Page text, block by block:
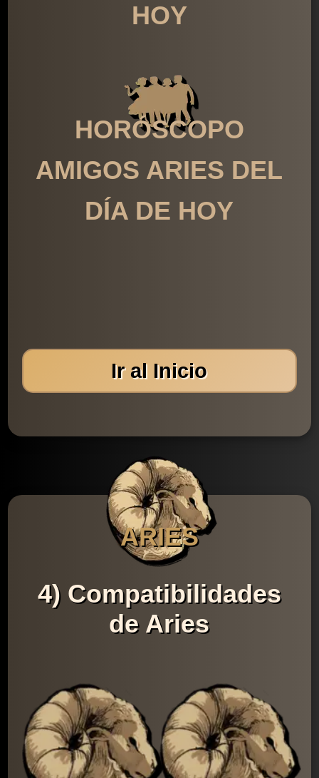
HOY
HORÓSCOPO
AMIGOS ARIES DEL
DÍA DE HOY
Ir al Inicio
ARIES
4) Compatibilidades
de Aries